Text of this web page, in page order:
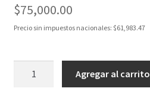
$75,000.00
Precio sin impuestos nacionales: $61,983.47
Agregar al carrito